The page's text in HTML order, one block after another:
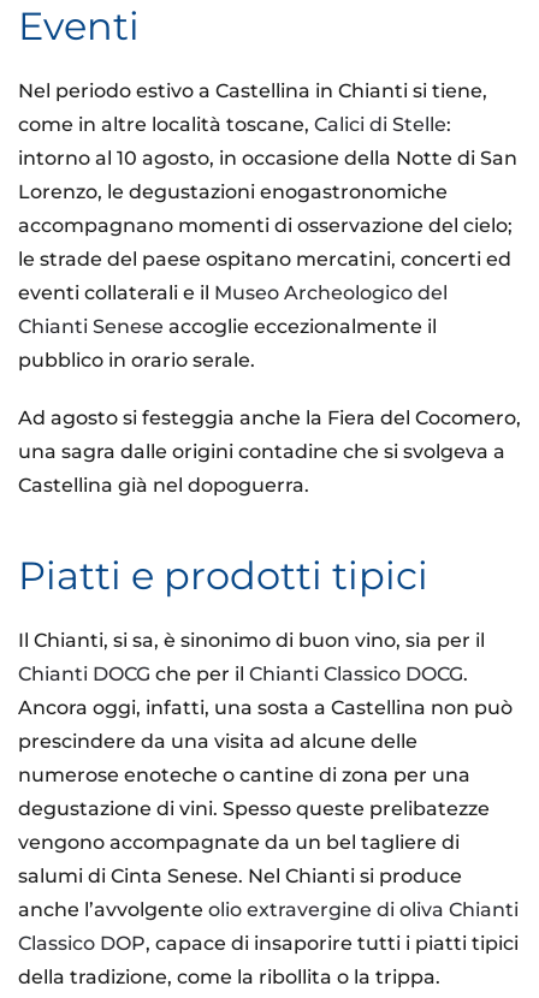
Eventi
Nel periodo estivo a Castellina in Chianti si tiene,
come in altre località toscane, Calici di Stelle:
intorno al 10 agosto, in occasione della Notte di San
Lorenzo, le degustazioni enogastronomiche
accompagnano momenti di osservazione del cielo;
le strade del paese ospitano mercatini, concerti ed
eventi collaterali e il Museo Archeologico del
Chianti Senese accoglie eccezionalmente il
pubblico in orario serale.
Ad agosto si festeggia anche la Fiera del Cocomero,
una sagra dalle origini contadine che si svolgeva a
Castellina già nel dopoguerra.
Piatti e prodotti tipici
Il Chianti, si sa, è sinonimo di buon vino, sia per il
Chianti DOCG che per il Chianti Classico DOCG.
Ancora oggi, infatti, una sosta a Castellina non può
prescindere da una visita ad alcune delle
numerose enoteche o cantine di zona per una
degustazione di vini. Spesso queste prelibatezze
vengono accompagnate da un bel tagliere di
salumi di Cinta Senese. Nel Chianti si produce
anche l’avvolgente olio extravergine di oliva Chianti
Classico DOP, capace di insaporire tutti i piatti tipici
della tradizione, come la ribollita o la trippa.